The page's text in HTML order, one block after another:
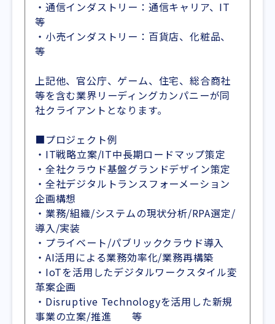
・通信インダストリー：通信キャリア、IT
等
・小売インダストリー：百貨店、化粧品、
等
上記他、官公庁、ゲーム、住宅、総合商社
等を含む業界リーディングカンパニーが同
社クライアントとなります。
■プロジェクト例
・IT戦略立案/IT中長期ロードマップ策定
・全社クラウド基盤グランドデザイン策定
・全社デジタルトランスフォーメーション
企画構想
・業務/組織/システムの現状分析/RPA選定/
導入/実装
・プライベート/パブリッククラウド導入
・AI活用による業務効率化/業務再構築
・IoTを活用したデジタルワークスタイル変
革案企画
・Disruptive Technologyを活用した新規
事業の立案/推進 等